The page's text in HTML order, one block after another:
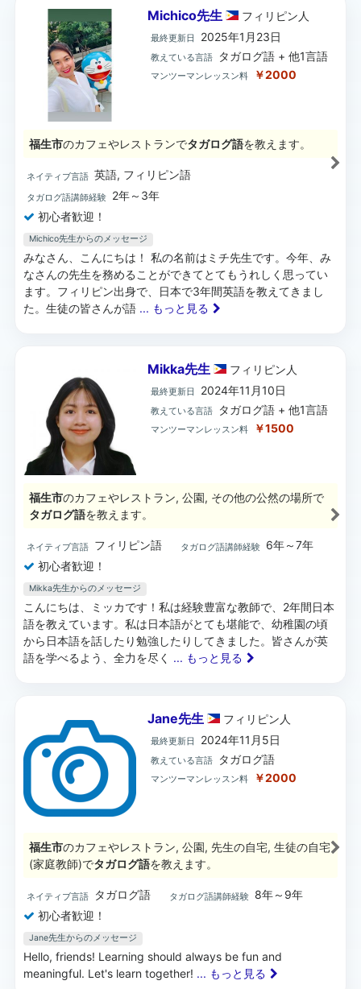
Michico先生 フィリピン 人
最終更新日 2025年1月23日
教えている言語 タガログ語 + 他1言語
マンツーマンレッスン料 ￥2000
福生市のカフェやレストランでタガログ語を教えます。
ネイティブ言語 英語, フィリピン語
タガログ語講師経験
2年～3年
初心者歓迎！
Michico先生からのメッセージ
みなさん、こんにちは！ 私の名前はミチ先生です。今年、み
なさんの先生を務めることができてとてもうれしく思ってい
ます。フィリピン出身で、日本で3年間英語を教えてきまし
た。生徒の皆さんが語 ... もっと見る
Mikka先生 フィリピン 人
最終更新日 2024年11月10日
教えている言語 タガログ語 + 他1言語
マンツーマンレッスン料 ￥1500
福生市のカフェやレストラン, 公園, その他の公然の場所で
タガログ語を教えます。
ネイティブ言語 フィリピン語 タガログ語講師経験
6年～7年
初心者歓迎！
Mikka先生からのメッセージ
こんにちは、ミッカです！私は経験豊富な教師で、2年間日本
語を教えています。私は日本語がとても堪能で、幼稚園の頃
から日本語を話したり勉強したりしてきました。皆さんが英
語を学べるよう、全力を尽く ... もっと見る
Jane先生 フィリピン 人
最終更新日 2024年11月5日
教えている言語 タガログ語
マンツーマンレッスン料 ￥2000
福生市のカフェやレストラン, 公園, 先生の自宅, 生徒の自宅
(家庭教師)でタガログ語を教えます。
ネイティブ言語 タガログ語 タガログ語講師経験
8年～9年
初心者歓迎！
Jane先生からのメッセージ
Hello, friends! Learning should always be fun and
meaningful. Let's learn together! ... もっと見る